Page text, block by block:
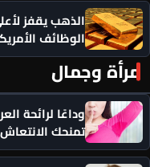
الذهب يقفز
الوظائف
مرأة وجمال
تمنحك